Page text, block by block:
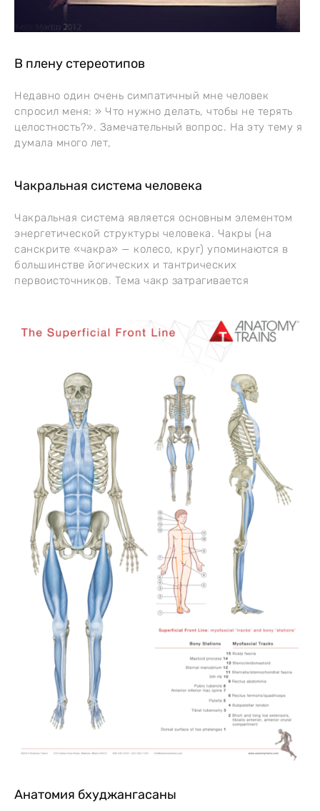
В плену стереотипов
Недавно один очень симпатичный мне человек
спросил меня: » Что нужно делать, чтобы не терять
целостность?». Замечательный вопрос. На эту тему я
думала много лет,
Чакральная система человека
Чакральная система является основным элементом
энергетической структуры человека. Чакры (на
санскрите «чакра» — колесо, круг) упоминаются в
большинстве йогических и тантрических
первоисточников. Тема чакр затрагивается
Анатомия бхуджангасаны